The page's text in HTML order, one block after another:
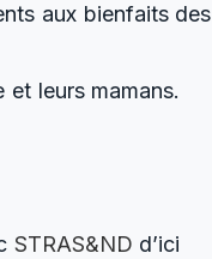
aux bienfaits des
leurs mamans.
STRAS&ND d’ici